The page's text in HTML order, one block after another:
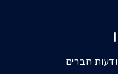
חברים